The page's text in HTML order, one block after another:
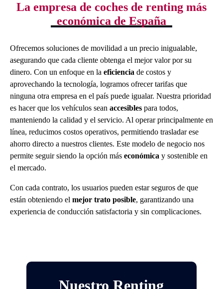
La empresa de coches de renting más
económica de España
Ofrecemos soluciones de movilidad a un precio inigualable,
asegurando que cada cliente obtenga el mejor valor por su
dinero. Con un enfoque en la eficiencia de costos y
aprovechando la tecnología, logramos ofrecer tarifas que
ninguna otra empresa en el país puede igualar. Nuestra prioridad
es hacer que los vehículos sean accesibles para todos,
manteniendo la calidad y el servicio. Al operar principalmente en
línea, reducimos costos operativos, permitiendo trasladar ese
ahorro directo a nuestros clientes. Este modelo de negocio nos
permite seguir siendo la opción más económica y sostenible en
el mercado.
Con cada contrato, los usuarios pueden estar seguros de que
están obteniendo el mejor trato posible, garantizando una
experiencia de conducción satisfactoria y sin complicaciones.
Nuestro Renting